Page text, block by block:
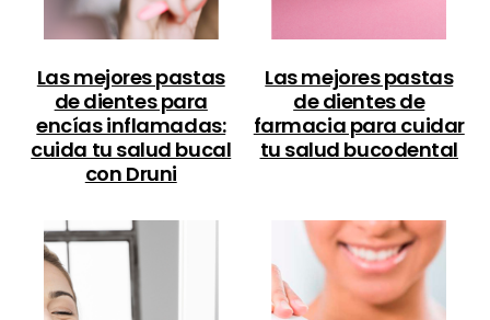
Las mejores pastas
de dientes para
encías inflamadas:
cuida tu salud bucal
con Druni
Las mejores pastas
de dientes de
farmacia para cuidar
tu salud bucodental